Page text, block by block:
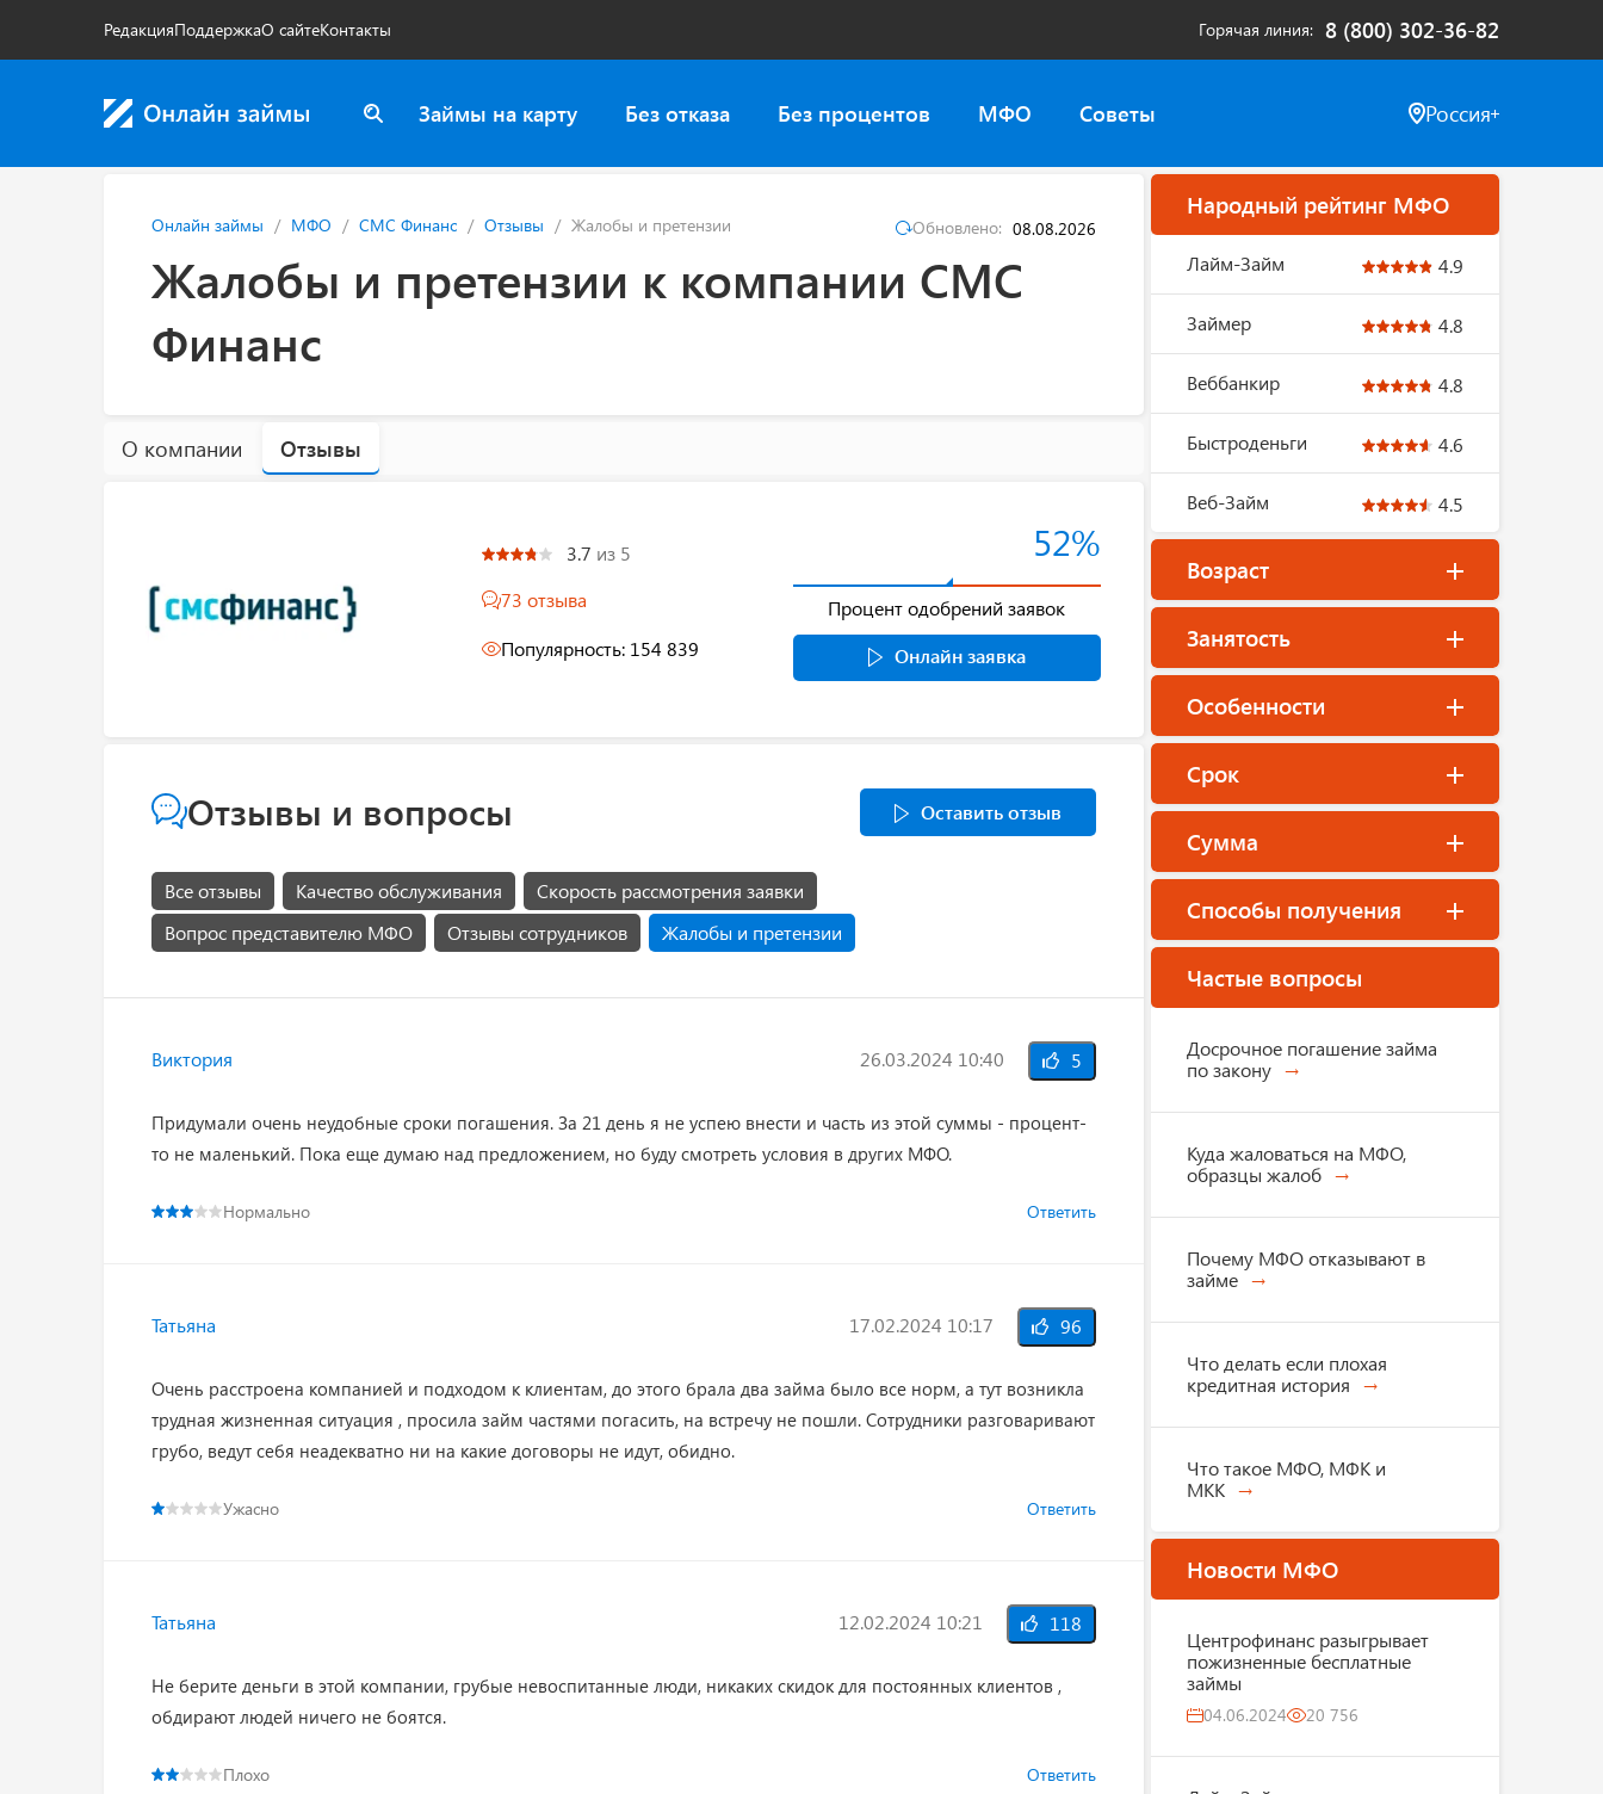
РедакцияПоддержкаО сайтеКонтакты Горячая линия 8 (800) 302-36-82
Займы на карту Без отказа Без процентов МФО Советы Россия
Онлайн займы МФО СМС Финанс Отзывы Жалобы и претензии
Жалобы и претензии к компании СМС
Финанс
Обновлено: 08.08.2026
О компании Отзывы
3.7 из 5
73 отзыва
Популярность: 154 839
52%
Процент одобрений заявок
Онлайн заявка
Отзывы и вопросы Оставить отзыв
Все отзывы Качество обслуживания
Скорость рассмотрения заявки
Вопрос представителю МФО
Отзывы сотрудников Жалобы и претензии
Виктория 26.03.2024 10:40 5
Придумали очень неудобные сроки погашения. За 21 день я не успею внести и часть из этой суммы - процент-
то не маленький. Пока еще думаю над предложением, но буду смотреть условия в других МФО.
Нормально Ответить
Татьяна 17.02.2024 10:17 96
Очень расстроена компанией и подходом к клиентам, до этого брала два займа было все норм, а тут возникла
трудная жизненная ситуация , просила займ частями погасить, на встречу не пошли. Сотрудники разговаривают
грубо, ведут себя неадекватно ни на какие договоры не идут, обидно.
Ужасно Ответить
Татьяна 12.02.2024 10:21 118
Не берите деньги в этой компании, грубые невоспитанные люди, никаких скидок для постоянных клиентов ,
обдирают людей ничего не боятся.
Плохо Ответить
Народный рейтинг МФО
Лайм-Займ 4.9
Займер 4.8
Веббанкир 4.8
Быстроденьги 4.6
Веб-Займ 4.5
Возраст
Занятость
Особенности
Срок
Сумма
Способы получения
Частые вопросы
Досрочное погашение займа
по закону
Куда жаловаться на МФО,
образцы жалоб
Почему МФО отказывают в
займе
Что делать если плохая
кредитная история
Что такое МФО, МФК и
МКК
Новости МФО
Центрофинанс разыгрывает
пожизненные бесплатные
займы
04.06.2024 20 756